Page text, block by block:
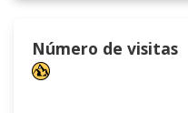
Número de visitas